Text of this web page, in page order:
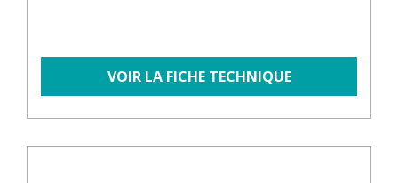
VOIR LA FICHE TECHNIQUE